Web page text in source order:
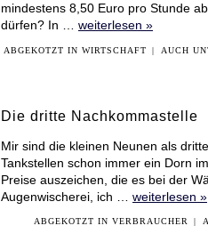
mindestens 8,50 Euro pro Stunde
dürfen? In … weiterlesen »
ABGEKOTZT INWIRTSCHAFT | AUCH
Die dritte Nachkommastelle
Mir sind die kleinen Neunen als
Tankstellen schon immer ein Dorn
Preise auszeichen, die es bei der
Augenwischerei, ich … weiterlesen »
ABGEKOTZT INVERBRAUCHER |